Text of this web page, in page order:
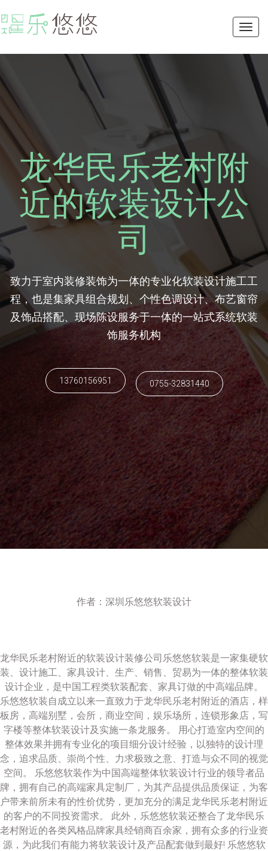
龙华民乐老村附
近的软装设计公
司
致力于室内装修装饰为一体的专业化软装设计施工工
程，也是集家具组合规划、个性色调设计、布艺窗帘
及饰品搭配、现场陈设服务于一体的一站式系统软装
饰服务机构
13760156951 0755-32831440
作者：深圳乐悠悠软装设计
龙华民乐老村附近的软装设计装修公司乐悠悠软装是一家集硬软
装、设计施工、家具设计、生产、销售、贸易为一体的整体软装
设计企业，是中国工程类软装配套、家具订做的中高端品牌。
乐悠悠软装自成立以来一直致力于龙华民乐老村附近的酒店，样
板房，高端别墅，会所，商业空间，娱乐场所，连锁形象店，写
字楼等整体软装设计及实施一条龙服务。 用心打造室内空间的
整体效果并拥有专业化的项目细分设计经验，以独特的设计理
念，追求品质、崇尚个性、力求极致之意、打造与众不同的视觉
空间。 乐悠悠软装作为中国高端整体软装设计行业的领导者品
牌，拥有自己的高端家具定制厂，为其产品提供品质保证，为客
户带来前所未有的性价优势，更加充分的满足龙华民乐老村附近
的客户的不同投资需求。 此外，乐悠悠软装还整合了龙华民乐
老村附近的各类风格品牌家具经销商百余家，拥有众多的行业资
源，为此我们有能力将软装设计及产品配套做到最好! 乐悠悠软